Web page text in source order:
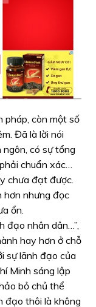
pháp, còn một số
Đã là lời nói
có sự tổng
chuẩn xác…
chưa đạt được.
hơn nhưng đọc
ổn.
đạo nhân dân…”,
hay hơn ở chỗ
sự lãnh đạo của
Minh sáng lập
bỏ chủ thể
đạo thôi là không